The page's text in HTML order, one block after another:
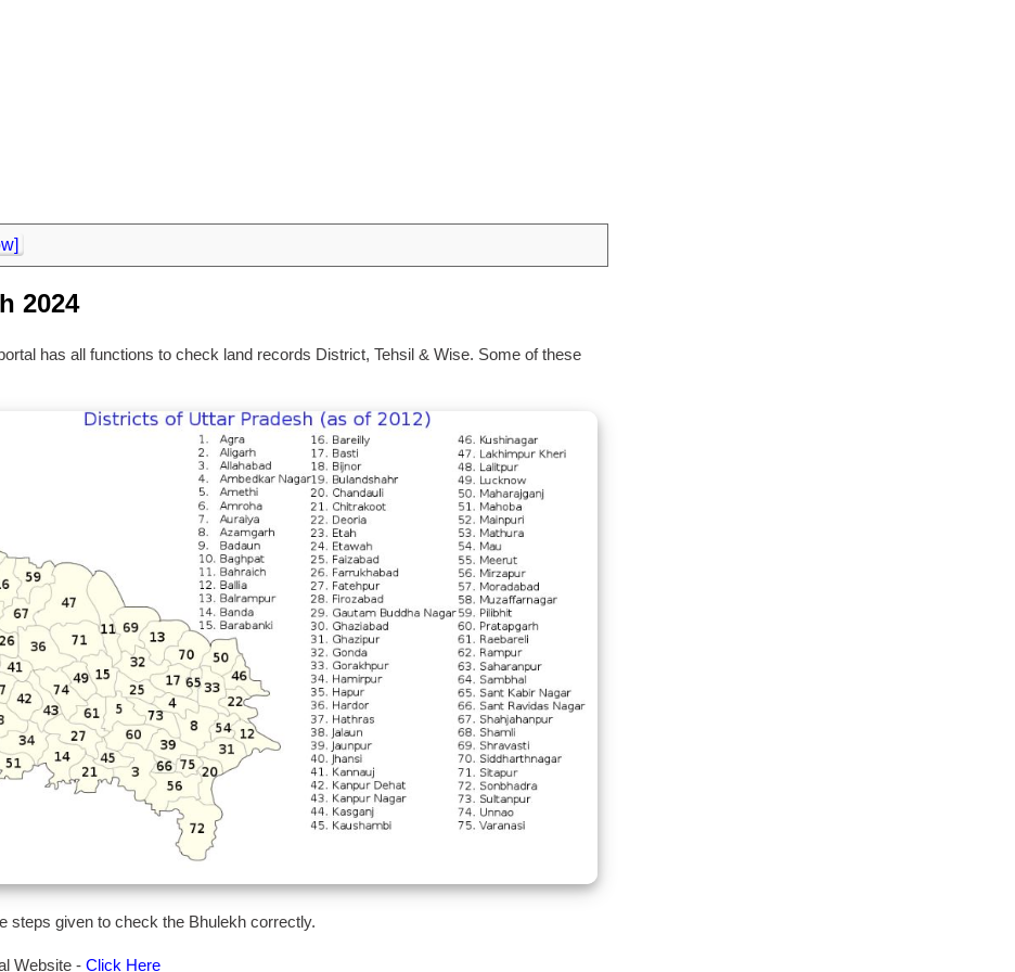
2024
has all functions to check land records District, Tehsil & Wise. Some of these
steps given to check the Bhulekh correctly.
Website - Click Here